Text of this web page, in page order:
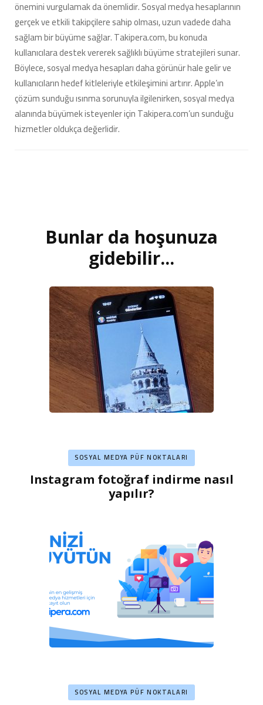
önemini vurgulamak da önemlidir. Sosyal medya hesaplarının
gerçek ve etkili takipçilere sahip olması, uzun vadede daha
sağlam bir büyüme sağlar. Takipera.com, bu konuda
kullanıcılara destek vererek sağlıklı büyüme stratejileri sunar.
Böylece, sosyal medya hesapları daha görünür hale gelir ve
kullanıcıların hedef kitleleriyle etkileşimini artırır. Apple’ın
çözüm sunduğu ısınma sorunuyla ilgilenirken, sosyal medya
alanında büyümek isteyenler için Takipera.com’un sunduğu
hizmetler oldukça değerlidir.
Bunlar da hoşunuza
gidebilir...
SOSYAL MEDYA PÜF NOKTALARI
Instagram fotoğraf indirme nasıl
yapılır?
SOSYAL MEDYA PÜF NOKTALARI